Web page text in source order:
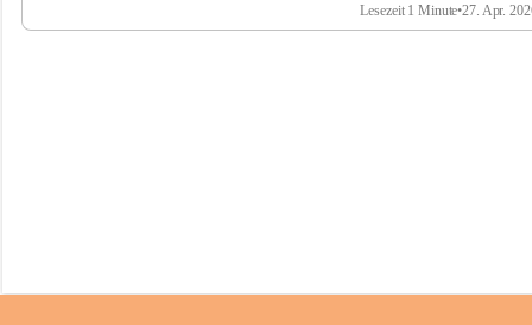
k
n
Lesezeit 1 Minute•27. Apr.